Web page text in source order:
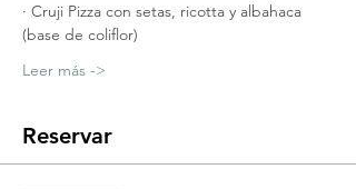
· Cruji Pizza con setas, ricotta y albahaca
(base de coliflor)
Leer más ->
Reservar